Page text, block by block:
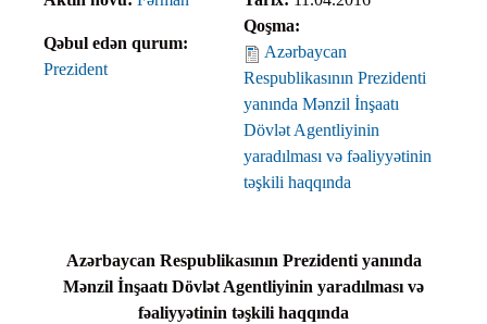
Qəbul edən qurum:
Prezident
Qoşma:
Azərbaycan
Respublikasının Prezidenti
yanında Mənzil İnşaatı
Dövlət Agentliyinin
yaradılması və fəaliyyətinin
təşkili haqqında
Azərbaycan Respublikasının Prezidenti yanında
Mənzil İnşaatı Dövlət Agentliyinin yaradılması və
fəaliyyətinin təşkili haqqında